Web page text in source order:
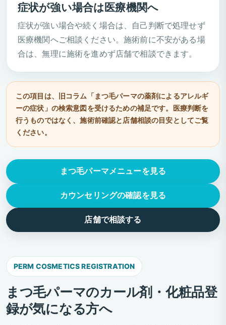
症状が強い場合は医療機関へ
症状が強い場合や続く場合は、自己判断で処理せず
医療機関へご相談ください。施術前に不安がある場
合は、無理に施術を進めず店舗で相談できます。
この項目は、旧コラム「まつ毛パーマの薬剤によるアレルギ
ーの症状」の検索意図を受けるための補足です。医療判断を
行うものではなく、施術前確認と店舗相談の目安としてご覧
ください。
まつ毛パーマメニューを見る
カウンセリングの確認を見る
店舗で相談する
PERM COSMETICS REGISTRATION
まつ毛パーマのカール剤・化粧品登
録が気になる方へ